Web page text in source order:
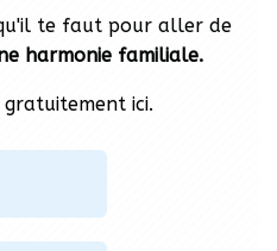
te faut pour aller de
harmonie familiale.
ici.